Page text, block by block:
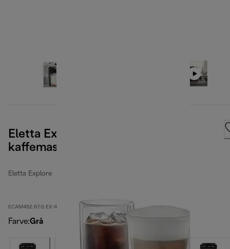
Eletta Explore automatisk
kaffemaskine
Eletta Explore
ECAM452.67.G EX:4
Farve:Grå